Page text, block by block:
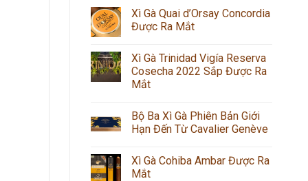
Xì Gà Quai d’Orsay Concordia
Được Ra Mắt
Xì Gà Trinidad Vigía Reserva
Cosecha 2022 Sắp Được Ra
Mắt
Bộ Ba Xì Gà Phiên Bản Giới
Hạn Đến Từ Cavalier Genève
Xì Gà Cohiba Ambar Được Ra
Mắt